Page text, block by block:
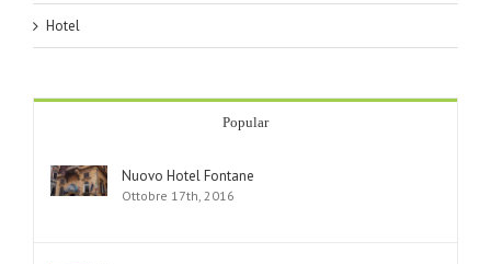
Hotel
Popular
Nuovo Hotel Fontane
Ottobre 17th, 2016